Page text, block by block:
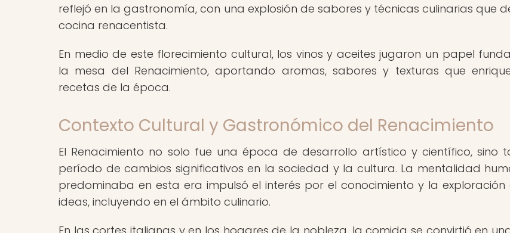
reflejó en la gastronomía, con una explosión de sabores y técnicas culinarias que
cocina renacentista.
En medio de este florecimiento cultural, los vinos y aceites jugaron un papel
la mesa del Renacimiento, aportando aromas, sabores y texturas que
recetas de la época.
Contexto Cultural y Gastronómico del Renacimiento
El Renacimiento no solo fue una época de desarrollo artístico y científico, sino
período de cambios significativos en la sociedad y la cultura. La mentalidad
predominaba en esta era impulsó el interés por el conocimiento y la exploración
ideas, incluyendo en el ámbito culinario.